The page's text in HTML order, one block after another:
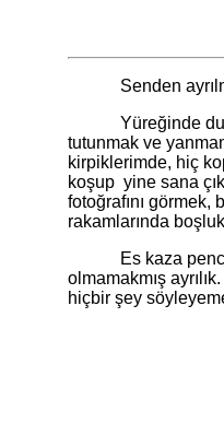
Senden
Yüreğinde
tutunmak ve
kirpiklerimde, hiç
koşup yine sana
fotoğrafını
rakamlarında boşluk
Es kaza
olmamakmış
hiçbir şey